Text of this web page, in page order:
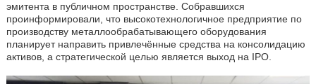
эмитента в публичном пространстве. Собравшихся
проинформировали, что высокотехнологичное предприятие по
производству металлообрабатывающего оборудования
планирует направить привлечённые средства на консолидацию
активов, а стратегической целью является выход на IPO.